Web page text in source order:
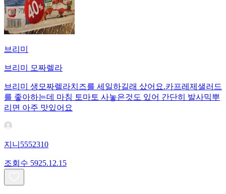
브리미
브리미 모짜렐라
브리미 생모짜렐라치즈를 세일하길래 샀어요.카프레제샐러드
를 좋아하는데 마침 토마토 사놓은것도 있어 간단히 발사믹뿌
리면 아주 맛있어요
지니5552310
조회수 5925.12.15